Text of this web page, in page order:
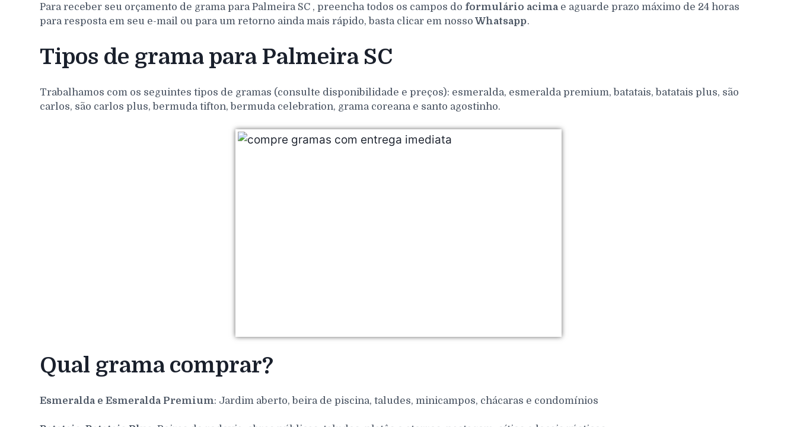
Para receber seu orçamento de grama para Palmeira SC , preencha todos os campos do formulário acima e aguarde prazo máximo de 24 horas
para resposta em seu e-mail ou para um retorno ainda mais rápido, basta clicar em nosso Whatsapp.
Tipos de grama para Palmeira SC
Trabalhamos com os seguintes tipos de gramas (consulte disponibilidade e preços): esmeralda, esmeralda premium, batatais, batatais plus, são
carlos, são carlos plus, bermuda tifton, bermuda celebration, grama coreana e santo agostinho.
Qual grama comprar?
Esmeralda e Esmeralda Premium: Jardim aberto, beira de piscina, taludes, minicampos, chácaras e condomínios